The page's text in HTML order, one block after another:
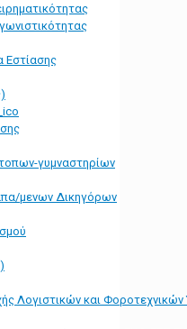
Εστίασης
γυμναστηρίων
μενων Δικηγόρων
Λογιστικών και